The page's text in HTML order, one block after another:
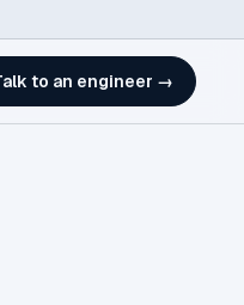
to an engineer →